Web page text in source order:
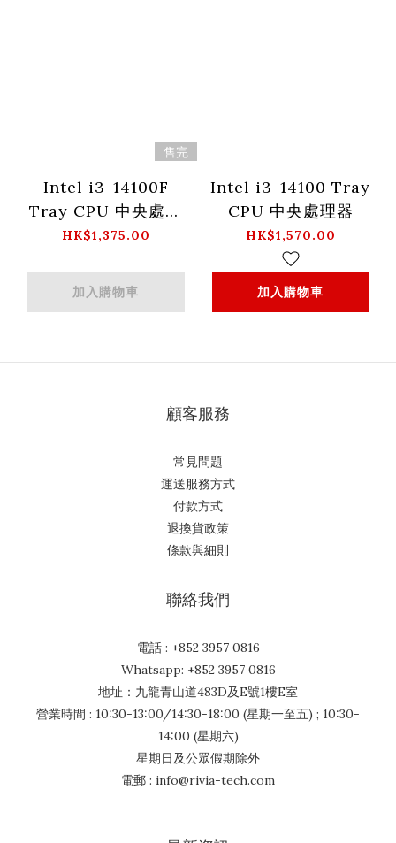
售完
Intel i3-14100F
Tray CPU 中央處理
器
HK$1,375.00
加入購物車
Intel i3-14100 Tray
CPU 中央處理器
HK$1,570.00
加入購物車
顧客服務
常見問題
運送服務方式
付款方式
退換貨政策
條款與細則
聯絡我們
電話 : +852 3957 0816
Whatsapp: +852 3957 0816
地址：九龍青山道483D及E號1樓E室
營業時間 : 10:30-13:00/14:30-18:00 (星期一至五) ; 10:30-
14:00 (星期六)
星期日及公眾假期除外
電郵 : info@rivia-tech.com